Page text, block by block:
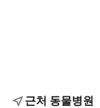
근처 동물병원